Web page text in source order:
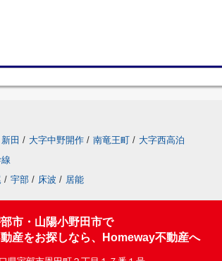
新田 / 大字中野開作 / 南竜王町 / 大字西高泊
/ 宇部 / 床波 / 居能
市・山陽小野田市で
産をお探しなら、Homeway不動産へ